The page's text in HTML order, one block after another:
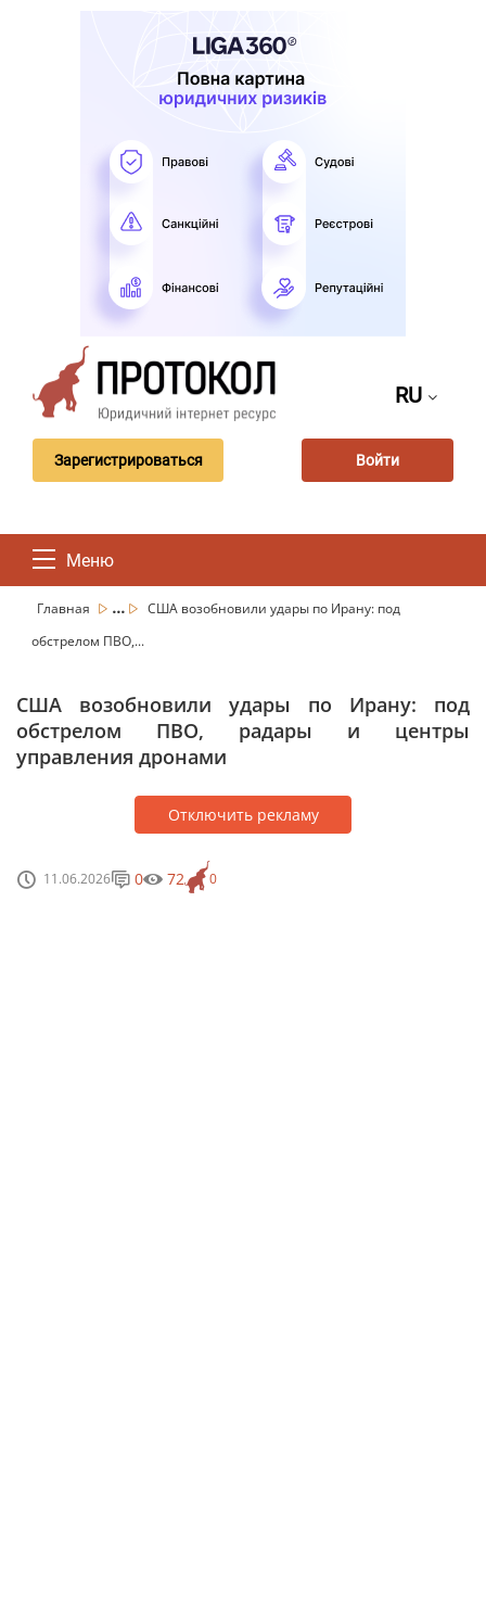
RU
Зарегистрироваться Войти
Меню
Главная ...
США возобновили удары по Ирану: под
обстрелом ПВО,...
США возобновили удары по Ирану: под
обстрелом ПВО, радары и центры
управления дронами
Отключить рекламу
11.06.2026 0
0 72